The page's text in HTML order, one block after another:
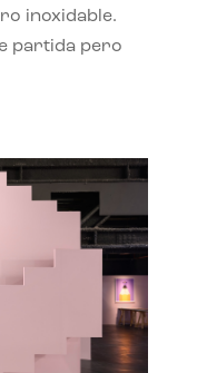
inoxidable.
partida pero